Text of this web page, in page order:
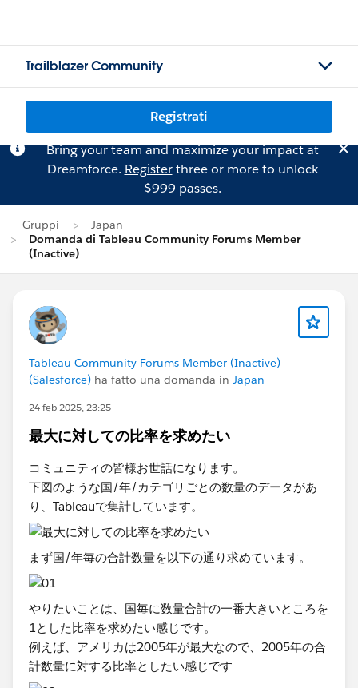
Trailblazer Community
Registrati
Bring your team and maximize your impact at
Dreamforce. Registerthree or more to unlock
$999 passes.
Gruppi
Japan
Domanda di Tableau Community Forums Member
(Inactive)
Tableau Community Forums Member (Inactive)
(Salesforce) ha fatto una domanda in Japan
24 feb 2025, 23:25
最大に対しての比率を求めたい
コミュニティの皆様お世話になります。
下図のような国/年/カテゴリごとの数量のデータがあ
り、Tableauで集計しています。
まず国/年毎の合計数量を以下の通り求めています。
やりたいことは、国毎に数量合計の一番大きいところを
1とした比率を求めたい感じです。
例えば、アメリカは2005年が最大なので、2005年の合
計数量に対する比率としたい感じです